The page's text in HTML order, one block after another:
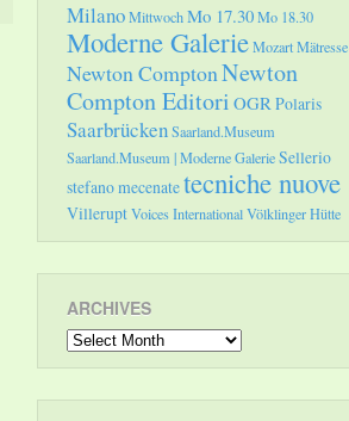
MilanoMittwochMo 17.30Mo 18.30
Moderne GalerieMozartMätresse
Newton ComptonNewton
Compton Editori OGRPolaris
SaarbrückenSaarland.Museum
Saarland.Museum | Moderne GalerieSellerio
stefano mecenatetecniche nuove
VilleruptVoices InternationalVölklinger Hütte
ARCHIVES
Archives